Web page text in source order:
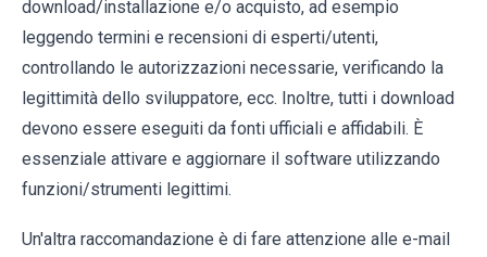
download/installazione e/o acquisto, ad esempio
leggendo termini e recensioni di esperti/utenti,
controllando le autorizzazioni necessarie, verificando la
legittimità dello sviluppatore, ecc. Inoltre, tutti i download
devono essere eseguiti da fonti ufficiali e affidabili. È
essenziale attivare e aggiornare il software utilizzando
funzioni/strumenti legittimi.
Un'altra raccomandazione è di fare attenzione alle e-mail